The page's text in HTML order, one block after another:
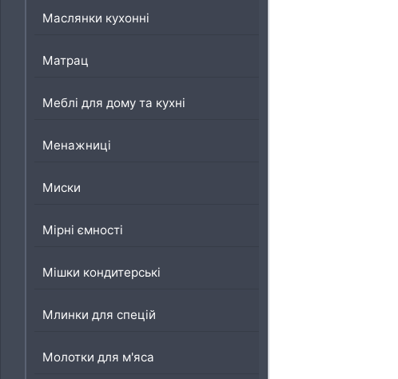
Маслянки кухонні
Матрац
Меблі для дому та кухні
Менажниці
Миски
Мірні ємності
Мішки кондитерські
Млинки для спецій
Молотки для м'яса